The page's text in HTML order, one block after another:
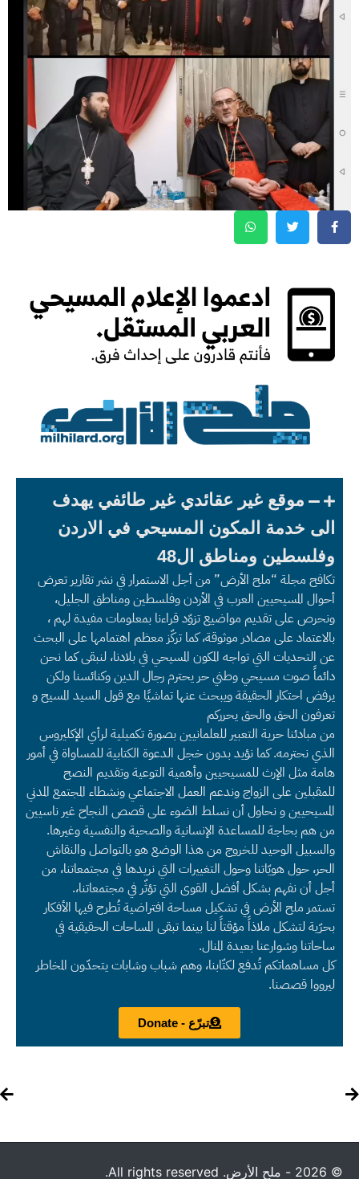
موقع غير عقائدي غير طائفي يهدف
الى خدمة المكون المسيحي في الاردن
وفلسطين ومناطق ال48
تكافح مجلة “ملح الأرض” من أجل الاستمرار في نشر تقارير تعرض
أحوال المسيحيين العرب في الأردن وفلسطين ومناطق الجليل،
ونحرص على تقديم مواضيع تزوّد قراءنا بمعلومات مفيدة لهم ،
بالاعتماد على مصادر موثوقة، كما تركّز معظم اهتمامها على البحث
عن التحديات التي تواجه المكون المسيحي في بلادنا، لنبقى كما نحن
دائماً صوت مسيحي وطني حر يحترم رجال الدين وكنائسنا ولكن
يرفض احتكار الحقيقة ويبحث عنها تماشيًا مع قول السيد المسيح و
تعرفون الحق والحق يحرركم
من مبادئنا حرية التعبير للعلمانيين بصورة تكميلية لرأي الإكليروس
الذي نحترمه. كما نؤيد بدون خجل الدعوة الكتابية للمساواة في أمور
هامة مثل الإرث للمسيحيين وأهمية التوعية وتقديم النصح
للمقبلين على الزواج وندعم العمل الاجتماعي ونشطاء المجتمع المدني
المسيحيين و نحاول أن نسلط الضوء على قصص النجاح غير ناسيين
من هم بحاجة للمساعدة الإنسانية والصحية والنفسية وغيرها.
والسبيل الوحيد للخروج من هذا الوضع هو بالتواصل والنقاش
الحر، حول هويّاتنا وحول التغييرات التي نريدها في مجتمعاتنا، من
أجل أن نفهم بشكل أفضل القوى التي تؤثّر في مجتمعاتنا،.
تستمر ملح الأرض في تشكيل مساحة افتراضية تُطرح فيها الأفكار
بحرّية لتشكل ملاذاً مؤقتاً لنا بينما تبقى المساحات الحقيقية في
ساحاتنا وشوارعنا بعيدة المنال.
كل مساهماتكم تُدفع لكتّابنا، وهم شباب وشابات يتحدّون المخاطر
ليرووا قصصنا.
تبرّع - Donate
© 2026 - ملح الأرض. All rights reserved.